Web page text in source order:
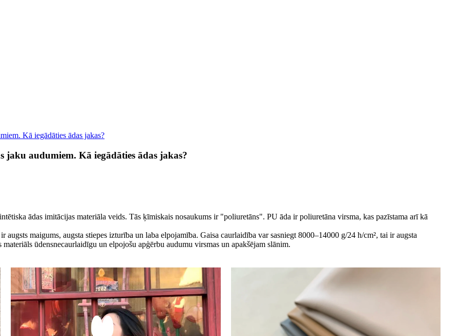
Kā iegādāties ādas jakas?
audumiem. Kā iegādāties ādas jakas?
ādas imitācijas materiāla veids. Tās ķīmiskais nosaukums ir "poliuretāns". PU āda ir poliuretāna virsma, kas pazīstama arī kā
maigums, augsta stiepes izturība un laba elpojamība. Gaisa caurlaidība var sasniegt 8000–14000 g/24 h/cm², tai ir augsta
ūdensnecaurlaidīgu un elpojošu apģērbu audumu virsmas un apakšējam slānim.